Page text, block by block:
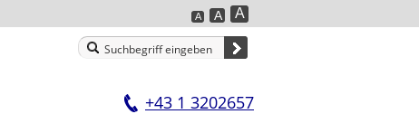
+43 1 3202657
A A A